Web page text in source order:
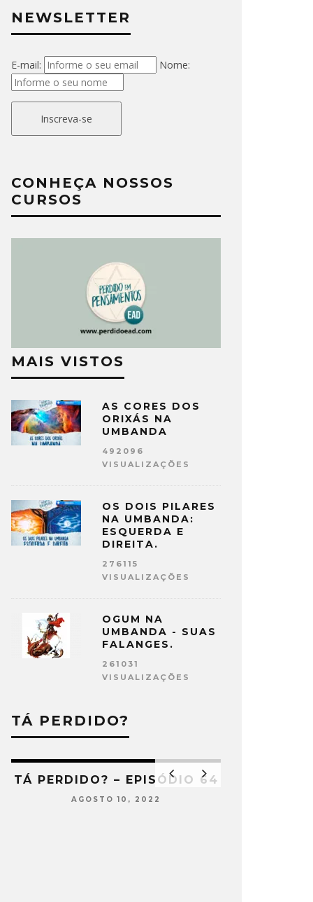
NEWSLETTER
E-mail: Nome:
Inscreva-se
CONHEÇA NOSSOS
CURSOS
MAIS VISTOS
AS CORES DOS
ORIXÁS NA
UMBANDA
492096
VISUALIZAÇÕES
OS DOIS PILARES
NA UMBANDA:
ESQUERDA E
DIREITA.
276115
VISUALIZAÇÕES
OGUM NA
UMBANDA - SUAS
FALANGES.
261031
VISUALIZAÇÕES
TÁ PERDIDO?
TÁ PERDIDO? – EPISÓDIO 64
AGOSTO 10, 2022